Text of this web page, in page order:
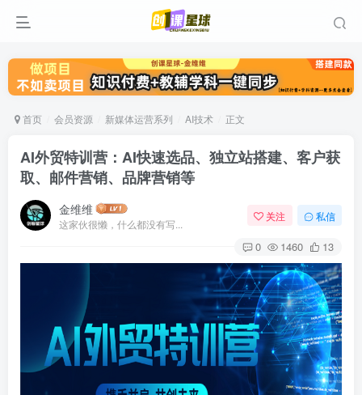
首页 会员资源 新媒体运营系列 AI技术 正文
AI外贸特训营：AI快速选品、独立站搭建、客户获
取、邮件营销、品牌营销等
金维维
这家伙很懒，什么都没有写...
关注 私信
0 1460 13